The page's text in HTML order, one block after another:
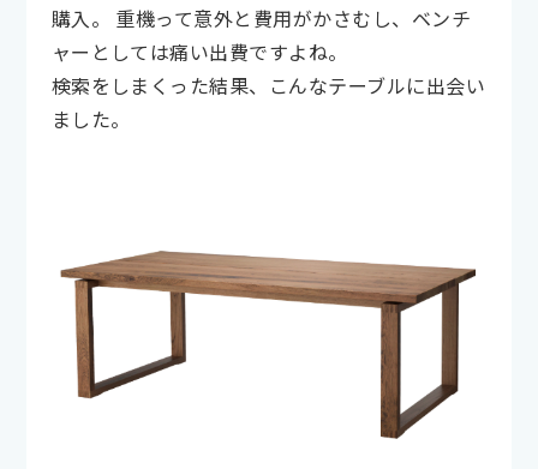
購入。 重機って意外と費用がかさむし、ベンチ
ャーとしては痛い出費ですよね。
検索をしまくった結果、こんなテーブルに出会い
ました。